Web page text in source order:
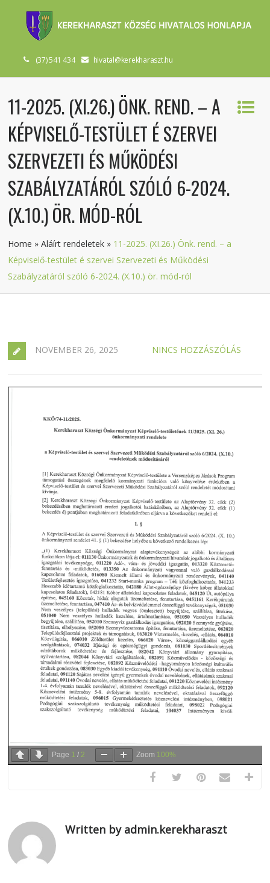
(37) 541 434 hivatal@kerekharaszt.hu
11-2025. (XI.26.) ÖNK. REND. – A
KÉPVISELŐ-TESTÜLET É SZERVEI
SZERVEZETI ÉS MŰKÖDÉSI
SZABÁLYZATÁRÓL SZÓLÓ 6-2024.
(X.10.) ÖR. MÓD-RÓL
Home »Aláírt rendeletek » 11-2025. (XI.26.) Önk. rend. – a
Képviselő-testület é szervei Szervezeti és Működési
Szabályzatáról szóló 6-2024. (X.10.) ör. mód-ról
NOVEMBER 26, 2025 NINCS HOZZÁSZÓLÁS
Page 1 / 2 Zoom 100%
Written by admin.kerekharaszt